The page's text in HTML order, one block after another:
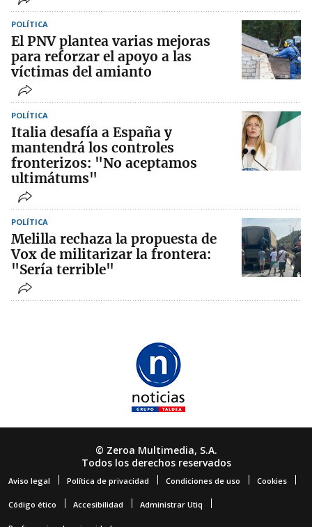
POLÍTICA
El PNV plantea varias mejoras
para reforzar el apoyo a las
víctimas del amianto
POLÍTICA
Italia desafía a España y
mantendrá los controles
fronterizos: "No aceptamos
ultimátums"
POLÍTICA
Melilla rechaza la propuesta de
Vox de militarizar la frontera:
"Sería terrible"
© Zeroa Multimedia, S.A.
Todos los derechos reservados
Aviso legal Política de privacidad Condiciones de uso Cookies
Código ético Accesibilidad Administrar Utiq